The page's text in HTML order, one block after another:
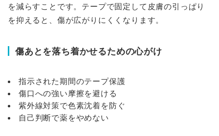
を減らすことです。テープで固定して皮膚の引っぱり
を抑えると、傷が広がりにくくなります。
傷あとを落ち着かせるための心がけ
指示された期間のテープ保護
傷口への強い摩擦を避ける
紫外線対策で色素沈着を防ぐ
自己判断で薬をやめない